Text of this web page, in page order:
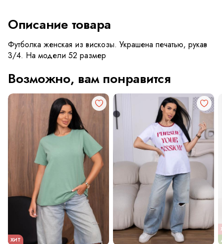
Описание товара
Футболка женская из вискозы. Украшена печатью, рукав
3/4. На модели 52 размер
Возможно, вам понравится
ХИТ